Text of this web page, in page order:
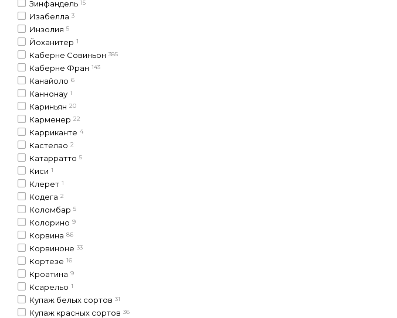
Зинфандель 15
Изабелла 3
Инзолия 5
Йоханитер 1
Каберне Совиньон 385
Каберне Фран 143
Канайоло 6
Каннонау 1
Кариньян 20
Карменер 22
Карриканте 4
Кастелао 2
Катарратто 5
Киси 1
Клерет 1
Кодега 2
Коломбар 5
Колорино 9
Корвина 86
Корвиноне 33
Кортезе 16
Кроатина 9
Ксарельо 1
Купаж белых сортов 31
Купаж красных сортов 36